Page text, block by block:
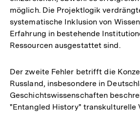
möglich. Die Projektlogik
systematische Inklusion von
Erfahrung in bestehende
Ressourcen ausgestattet sind.
Der zweite Fehler betrifft die
Russland, insbesondere in
Geschichtswissenschaften
"Entangled History" transkulturelle